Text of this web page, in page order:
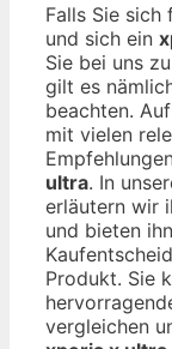
Falls Sie sich
und sich ein
Sie bei uns
gilt es
beachten.
mit vielen
ultra. In
erläutern wir
und bieten
Produkt. Sie
vergleichen